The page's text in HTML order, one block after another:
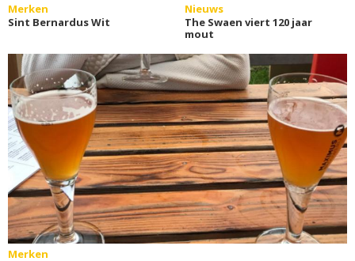
Merken
Sint Bernardus Wit
Nieuws
The Swaen viert 120 jaar
mout
Merken